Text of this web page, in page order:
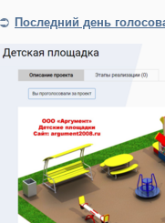
Последний день